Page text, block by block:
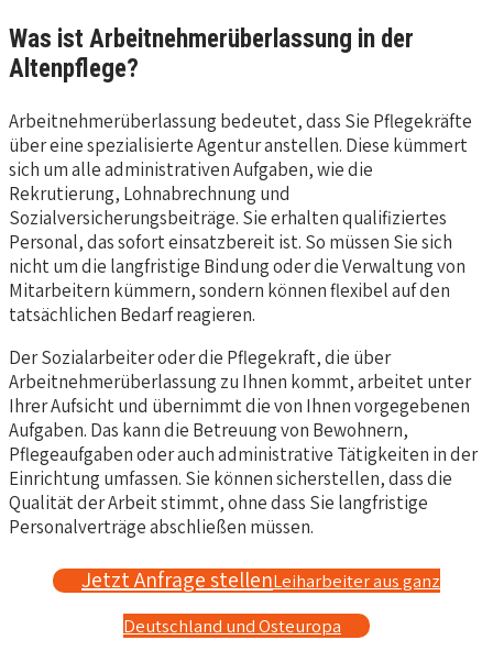
Was ist Arbeitnehmerüberlassung in der
Altenpflege?
Arbeitnehmerüberlassung bedeutet, dass Sie Pflegekräfte
über eine spezialisierte Agentur anstellen. Diese kümmert
sich um alle administrativen Aufgaben, wie die
Rekrutierung, Lohnabrechnung und
Sozialversicherungsbeiträge. Sie erhalten qualifiziertes
Personal, das sofort einsatzbereit ist. So müssen Sie sich
nicht um die langfristige Bindung oder die Verwaltung von
Mitarbeitern kümmern, sondern können flexibel auf den
tatsächlichen Bedarf reagieren.
Der Sozialarbeiter oder die Pflegekraft, die über
Arbeitnehmerüberlassung zu Ihnen kommt, arbeitet unter
Ihrer Aufsicht und übernimmt die von Ihnen vorgegebenen
Aufgaben. Das kann die Betreuung von Bewohnern,
Pflegeaufgaben oder auch administrative Tätigkeiten in der
Einrichtung umfassen. Sie können sicherstellen, dass die
Qualität der Arbeit stimmt, ohne dass Sie langfristige
Personalverträge abschließen müssen.
Jetzt Anfrage stellenLeiharbeiter aus ganz
Deutschland und Osteuropa